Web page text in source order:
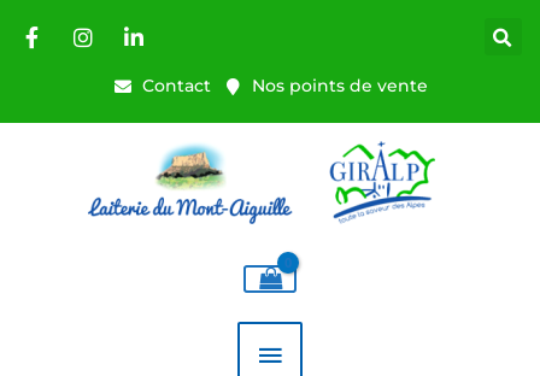
Contact Nos points de vente
PRINCIPAL